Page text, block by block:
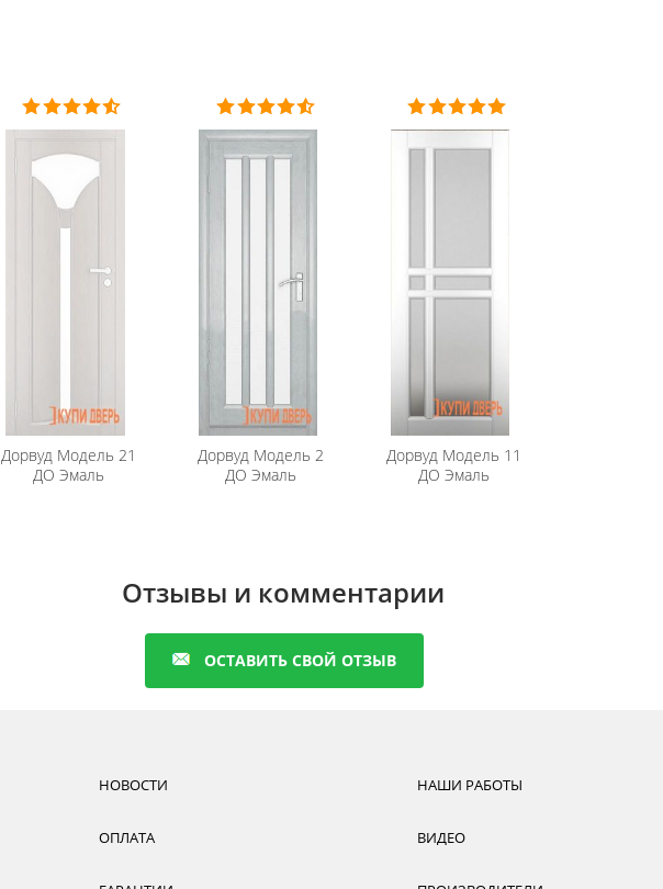
Дорвуд Модель 21
ДО Эмаль
Дорвуд Модель 2
ДО Эмаль
ДорвудМодель 11
ДО Эмаль
Отзывы и комментарии
ОСТАВИТЬ СВОЙ ОТЗЫВ
НОВОСТИ
ОПЛАТА
НАШИ РАБОТЫ
ВИДЕО